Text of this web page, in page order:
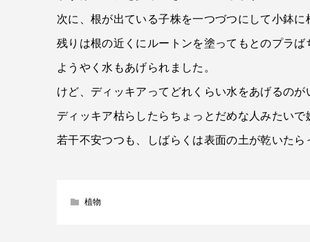
次に、根が出ている子株を一つづつにして小鉢に
残りは根の近くにルートンを塗ってもとのプラば
ようやく水もあげられました。
けど、ディッキアってどれくらい水をあげるのが
ディッキア枯らしたらちょっとだめな人みたいで
若干不安つつも、しばらくは表面の土が乾いたら
植物